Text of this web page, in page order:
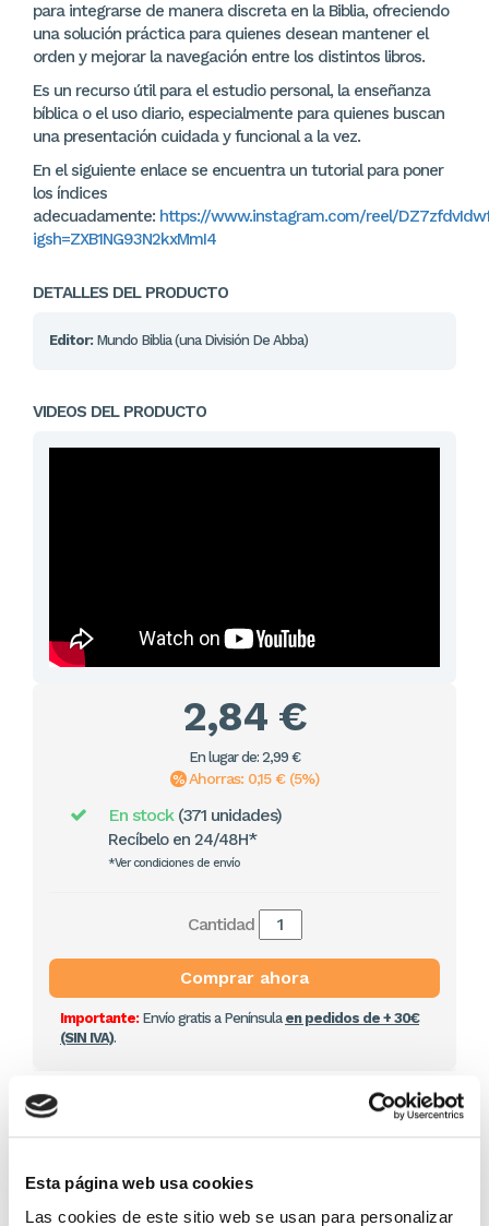
Esta página web usa cookies
Las cookies de este sitio web se usan para personalizar
para integrarse de manera discreta en la Biblia, ofreciendo
una solución práctica para quienes desean mantener el
orden y mejorar la navegación entre los distintos libros.
Es un recurso útil para el estudio personal, la enseñanza
bíblica o el uso diario, especialmente para quienes buscan
una presentación cuidada y funcional a la vez.
En el siguiente enlace se encuentra un tutorial para poner
los índices
adecuadamente: https://www.instagram.com/reel/
igsh=ZXB1NG93N2kxMmI4
DETALLES DEL PRODUCTO
Editor: Mundo Biblia (una División De Abba)
VIDEOS DEL PRODUCTO
2,84 €
En lugar de: 2,99 €
Ahorras: 0,15 € (5%)
En stock (371 unidades)
Recíbelo en 24/48H*
*Ver condiciones de envío
Cantidad
Comprar ahora
Importante:Envío gratis a Península en pedidos de + 30€
(SIN IVA).
Artículos relacionados